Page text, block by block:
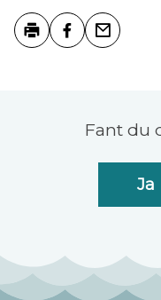
Fant du
Ja